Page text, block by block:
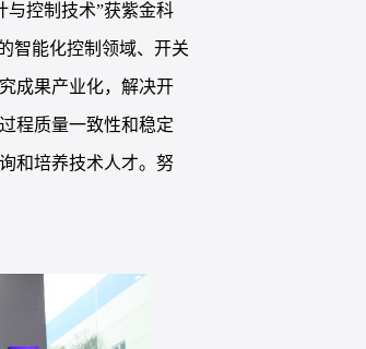
与控制技术”获紫金科
智能化控制领域、开关
成果产业化，解决开
程质量一致性和稳定
和培养技术人才。努